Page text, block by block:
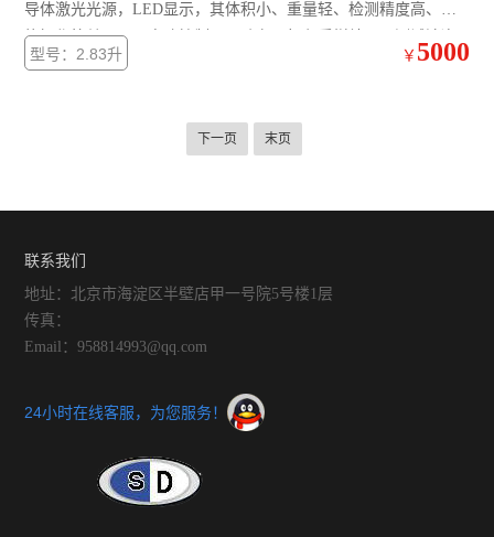
导体激光光源，LED显示，其体积小、重量轻、检测精度高、功
能操作简单明了，电脑控制，可贮存、打印采样结果，测试洁净
环境十分便利。广泛应用于电子、光学、化学、食品、化妆品、
型号：2.83升 ￥ 5000
下一页 末页
联系我们
地址：北京市海淀区半壁店甲一号院5号楼1层
传真：
Email：958814993@qq.com
24小时在线客服，为您服务！